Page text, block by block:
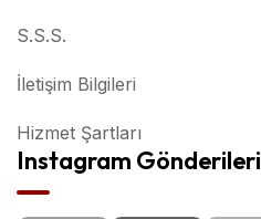
S.S.S.
İletişim Bilgileri
Hizmet Şartları
Instagram Gönderileri